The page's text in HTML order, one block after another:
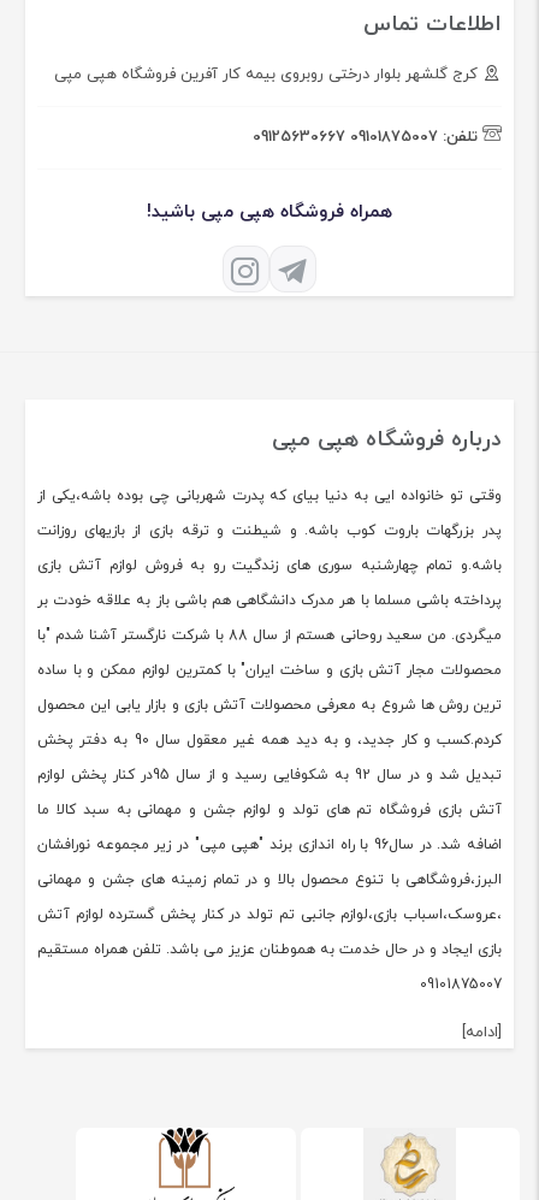
اطلاعات تماس
کرج گلشهر بلوار درختی روبروی بیمه کار آفرین فروشگاه هپی مپی
تلفن: 09101875007
09125630667
همراه فروشگاه هپی مپی باشید!
درباره فروشگاه هپی مپی
وقتی تو خانواده ایی به دنیا بیای که پدرت شهربانی چی بوده باشه،یکی از
پدر بزرگهات باروت کوب باشه. و شیطنت و ترقه بازی از بازیهای روزانت
باشه.و تمام چهارشنبه سوری های زندگیت رو به فروش لوازم آتش بازی
پرداخته باشی مسلما با هر مدرک دانشگاهی هم باشی باز به علاقه خودت بر
میگردی. من سعید روحانی هستم از سال 88 با شرکت نارگستر آشنا شدم "با
محصولات مجار آتش بازی و ساخت ایران" با کمترین لوازم ممکن و با ساده
ترین روش ها شروع به معرفی محصولات آتش بازی و بازار یابی این محصول
کردم.کسب و کار جدید، و به دید همه غیر معقول سال 90 به دفتر پخش
تبدیل شد و در سال 92 به شکوفایی رسید و از سال 95در کنار پخش لوازم
آتش بازی فروشگاه تم های تولد و لوازم جشن و مهمانی به سبد کالا ما
اضافه شد. در سال96 با راه اندازی برند "هپی مپی" در زیر مجموعه نورافشان
البرز،فروشگاهی با تنوع محصول بالا و در تمام زمینه های جشن و مهمانی
،عروسک،اسباب بازی،لوازم جانبی تم تولد در کنار پخش گسترده لوازم آتش
بازی ایجاد و در حال خدمت به هموطنان عزیز می باشد. تلفن همراه مستقیم
09101875007
[ادامه]